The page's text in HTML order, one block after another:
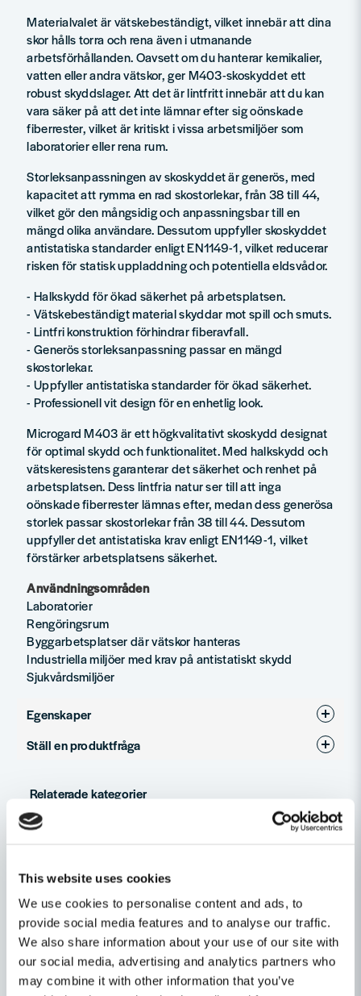
This website uses cookies
We use cookies to personalise content and ads, to
provide social media features and to analyse our traffic.
We also share information about your use of our site with
our social media, advertising and analytics partners who
may combine it with other information that you’ve
Materialvalet är vätskebeständigt, vilket innebär att dina
skor hålls torra och rena även i utmanande
arbetsförhållanden. Oavsett om du hanterar kemikalier,
vatten eller andra vätskor, ger M403-skoskyddet ett
robust skyddslager. Att det är lintfritt innebär att du kan
vara säker på att det inte lämnar efter sig oönskade
fiberrester, vilket är kritiskt i vissa arbetsmiljöer som
laboratorier eller rena rum.
Storleksanpassningen av skoskyddet är generös, med
kapacitet att rymma en rad skostorlekar, från 38 till 44,
vilket gör den mångsidig och anpassningsbar till en
mängd olika användare. Dessutom uppfyller skoskyddet
antistatiska standarder enligt EN1149-1, vilket reducerar
risken för statisk uppladdning och potentiella eldsvådor.
- Halkskydd för ökad säkerhet på arbetsplatsen.
- Vätskebeständigt material skyddar mot spill och smuts.
- Lintfri konstruktion förhindrar fiberavfall.
- Generös storleksanpassning passar en mängd
skostorlekar.
- Uppfyller antistatiska standarder för ökad säkerhet.
- Professionell vit design för en enhetlig look.
Microgard M403 är ett högkvalitativt skoskydd designat
för optimal skydd och funktionalitet. Med halkskydd och
vätskeresistens garanterar det säkerhet och renhet på
arbetsplatsen. Dess lintfria natur ser till att inga
oönskade fiberrester lämnas efter, medan dess generösa
storlek passar skostorlekar från 38 till 44. Dessutom
uppfyller det antistatiska krav enligt EN1149-1, vilket
förstärker arbetsplatsens säkerhet.
Användningsområden
Laboratorier
Rengöringsrum
Byggarbetsplatser där vätskor hanteras
Industriella miljöer med krav på antistatiskt skydd
Sjukvårdsmiljöer
Egenskaper
Kläder Ja
Ställ en produktfråga
Fråga oss något om denna produkten...
Namn
email
Mejladress
Relaterade kategorier
Övrigt skor och stövlar
Arbetskläder
Skor & Stövlar
Personligt Skydd & Kläder
Andra produkter i kategorin